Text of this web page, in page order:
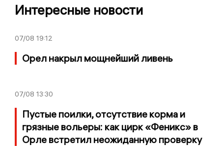
Интересные новости
07/08 19:12
Орел накрыл мощнейший ливень
07/08 13:30
Пустые поилки, отсутствие корма и
грязные вольеры: как цирк «Феникс» в
Орле встретил неожиданную проверку